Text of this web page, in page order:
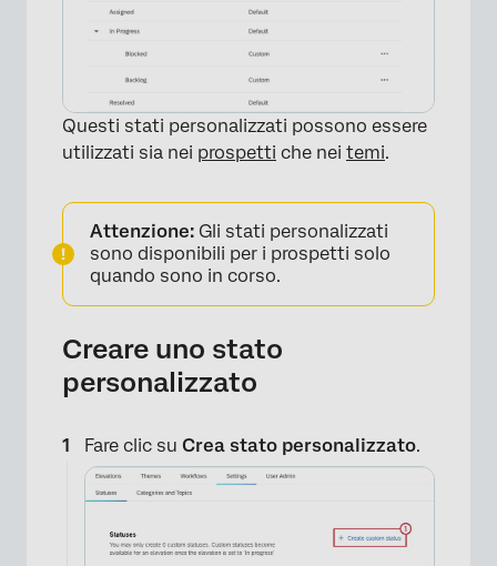
×
Questi stati personalizzati possono essere
utilizzati sia nei prospetti che nei temi.
Attenzione: Gli stati personalizzati
sono disponibili per i prospetti solo
quando sono in corso.
Creare uno stato
personalizzato
Fare clic su Crea stato personalizzato.